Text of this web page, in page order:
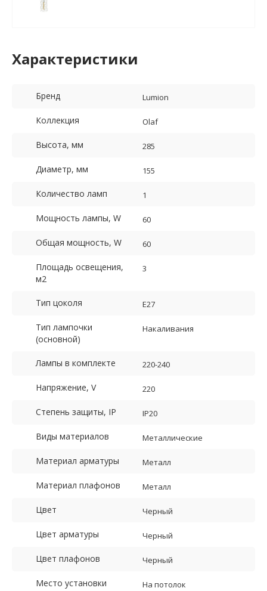
Характеристики
Бренд Lumion
Коллекция Olaf
Высота, мм 285
Диаметр, мм 155
Количество ламп 1
Мощность лампы, W 60
Общая мощность, W 60
Площадь освещения,
м2
3
Тип цоколя E27
Тип лампочки
(основной)
Накаливания
Лампы в комплекте 220-240
Напряжение, V 220
Степень защиты, IP IP20
Виды материалов Металлические
Материал арматуры Металл
Материал плафонов Металл
Цвет Черный
Цвет арматуры Черный
Цвет плафонов Черный
Место установки На потолок